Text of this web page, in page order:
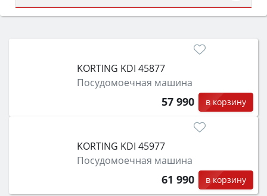
Сначала определитесь с типом (газовый или
затем смотрите на объём 50–70 л для семьи,
функции (конвекция, гриль, самоочистка,
защита от детей).
KORTING KDI 45877
Посудомоечная машина
57 990 в корзину
KORTING KDI 45977
Посудомоечная машина
61 990 в корзину